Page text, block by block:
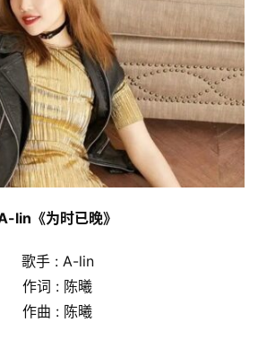
lin《为时已晚》
歌手 : A-lin
作词 : 陈曦
作曲 : 陈曦